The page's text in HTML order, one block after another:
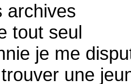
archives
tout seul
je me
une